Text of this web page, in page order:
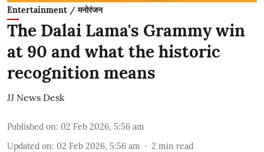
Entertainment / मनोरंजन
The Dalai Lama's Grammy win
at 90 and what the historic
recognition means
JJ News Desk
Published on: 02 Feb 2026, 5:56 am
Updated on: 02 Feb 2026, 5:56 am 2 min read